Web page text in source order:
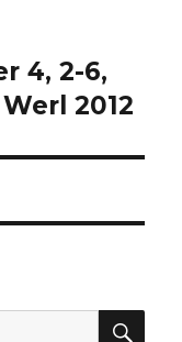
4, 2-6,
2012